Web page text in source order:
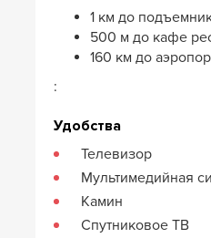
1 км до
500 м до кафе
160 км до
:
Удобства
Телевизор
Мультимедийная
Камин
Спутниковое ТВ